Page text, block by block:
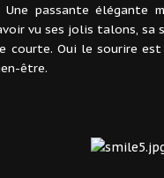
Une passante élégante
vu ses jolis talons,
courte. Oui le sourire
être.